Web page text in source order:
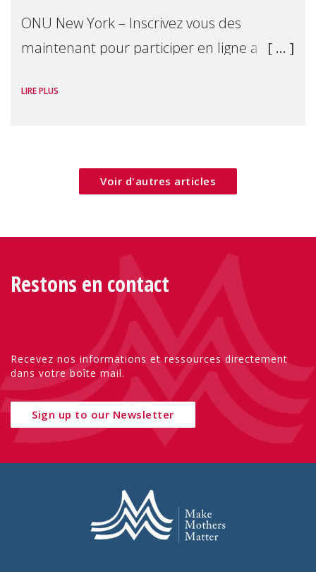
ONU New York – Inscrivez vous des
maintenant pour participer en ligne a
Politique de Haut Niveau 2026. Cet
LIRE PLUS
Voir d'autres articles
Restons en contact
Recevez nos informations et ressources directement
dans votre boîte mail.
Sign up to our Newsletter